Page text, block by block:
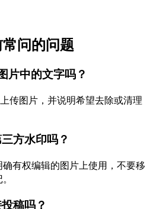
问的问题
片中的文字吗？
传图片，并说明希望去除或清理
方水印吗？
有权编辑的图片上使用，不要移
稿吗？